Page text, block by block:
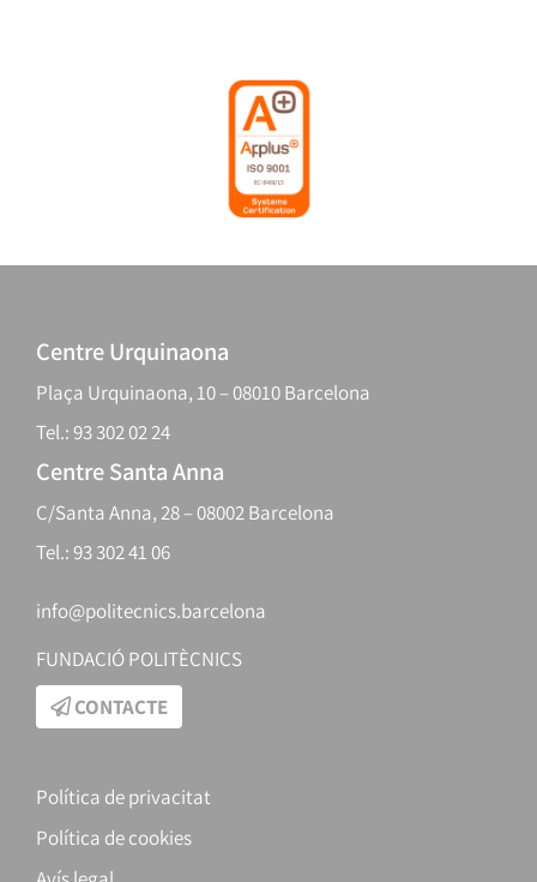
Centre Urquinaona
Plaça Urquinaona, 10 – 08010 Barcelona
Tel.: 93 302 02 24
Centre Santa Anna
C/Santa Anna, 28 – 08002 Barcelona
Tel.: 93 302 41 06
info@politecnics.barcelona
FUNDACIÓ POLITÈCNICS
CONTACTE
Política de privacitat
Política de cookies